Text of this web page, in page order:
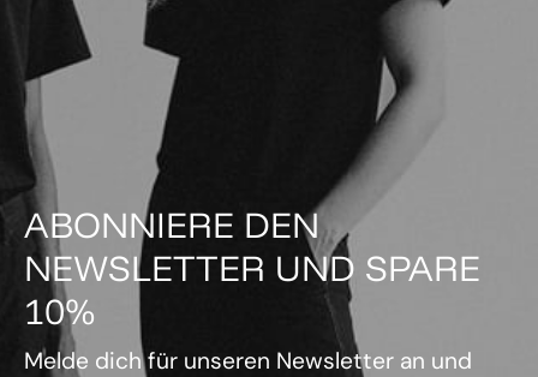
ABONNIERE DEN
NEWSLETTER UND SPARE
10%
Melde dich für unseren Newsletter an und